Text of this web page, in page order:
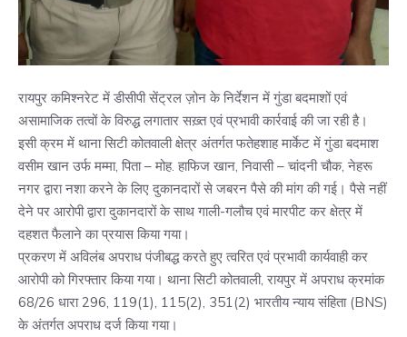
रायपुर कमिश्नरेट में डीसीपी सेंट्रल ज़ोन के निर्देशन में गुंडा बदमाशों एवं
असामाजिक तत्वों के विरुद्ध लगातार सख़्त एवं प्रभावी कार्रवाई की जा रही है।
इसी क्रम में थाना सिटी कोतवाली क्षेत्र अंतर्गत फतेहशाह मार्केट में गुंडा बदमाश
वसीम खान उर्फ मम्मा, पिता – मोह. हाफिज खान, निवासी – चांदनी चौक, नेहरू
नगर द्वारा नशा करने के लिए दुकानदारों से जबरन पैसे की मांग की गई। पैसे नहीं
देने पर आरोपी द्वारा दुकानदारों के साथ गाली-गलौच एवं मारपीट कर क्षेत्र में
दहशत फैलाने का प्रयास किया गया।
प्रकरण में अविलंब अपराध पंजीबद्ध करते हुए त्वरित एवं प्रभावी कार्यवाही कर
आरोपी को गिरफ्तार किया गया। थाना सिटी कोतवाली, रायपुर में अपराध क्रमांक
68/26 धारा 296, 119(1), 115(2), 351(2) भारतीय न्याय संहिता (BNS)
के अंतर्गत अपराध दर्ज किया गया।